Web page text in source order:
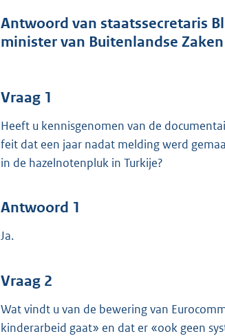
Antwoord van staatssecretaris
minister van Buitenlandse
Vraag 1
Heeft u kennisgenomen van de
feit dat een jaar nadat melding werd
in de hazelnotenpluk in Turkije?
Antwoord 1
Ja.
Vraag 2
Wat vindt u van de bewering van
kinderarbeid gaat» en dat er «ook geen